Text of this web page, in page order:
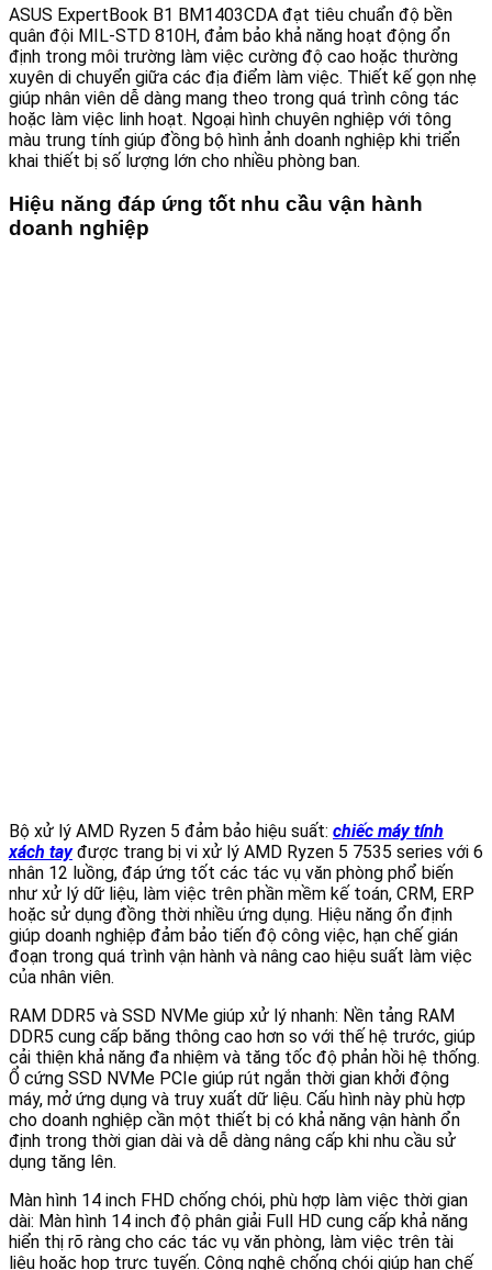
ASUS ExpertBook B1 BM1403CDA đạt tiêu chuẩn độ bền
quân đội MIL-STD 810H, đảm bảo khả năng hoạt động ổn
định trong môi trường làm việc cường độ cao hoặc thường
xuyên di chuyển giữa các địa điểm làm việc. Thiết kế gọn nhẹ
giúp nhân viên dễ dàng mang theo trong quá trình công tác
hoặc làm việc linh hoạt. Ngoại hình chuyên nghiệp với tông
màu trung tính giúp đồng bộ hình ảnh doanh nghiệp khi triển
khai thiết bị số lượng lớn cho nhiều phòng ban.
Hiệu năng đáp ứng tốt nhu cầu vận hành
doanh nghiệp
Bộ xử lý AMD Ryzen 5 đảm bảo hiệu suất: chiếc máy tính
xách tayđược trang bị vi xử lý AMD Ryzen 5 7535 series với 6
nhân 12 luồng, đáp ứng tốt các tác vụ văn phòng phổ biến
như xử lý dữ liệu, làm việc trên phần mềm kế toán, CRM, ERP
hoặc sử dụng đồng thời nhiều ứng dụng. Hiệu năng ổn định
giúp doanh nghiệp đảm bảo tiến độ công việc, hạn chế gián
đoạn trong quá trình vận hành và nâng cao hiệu suất làm việc
của nhân viên.
RAM DDR5 và SSD NVMe giúp xử lý nhanh: Nền tảng RAM
DDR5 cung cấp băng thông cao hơn so với thế hệ trước, giúp
cải thiện khả năng đa nhiệm và tăng tốc độ phản hồi hệ thống.
Ổ cứng SSD NVMe PCIe giúp rút ngắn thời gian khởi động
máy, mở ứng dụng và truy xuất dữ liệu. Cấu hình này phù hợp
cho doanh nghiệp cần một thiết bị có khả năng vận hành ổn
định trong thời gian dài và dễ dàng nâng cấp khi nhu cầu sử
dụng tăng lên.
Màn hình 14 inch FHD chống chói, phù hợp làm việc thời gian
dài: Màn hình 14 inch độ phân giải Full HD cung cấp khả năng
hiển thị rõ ràng cho các tác vụ văn phòng, làm việc trên tài
liệu hoặc họp trực tuyến. Công nghệ chống chói giúp hạn chế